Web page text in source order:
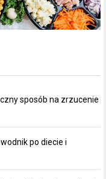
sposób na zrzucenie
po diecie i